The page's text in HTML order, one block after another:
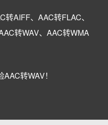
AIFF、AAC转FLAC、
转WAV、AAC转WMA
转WAV！